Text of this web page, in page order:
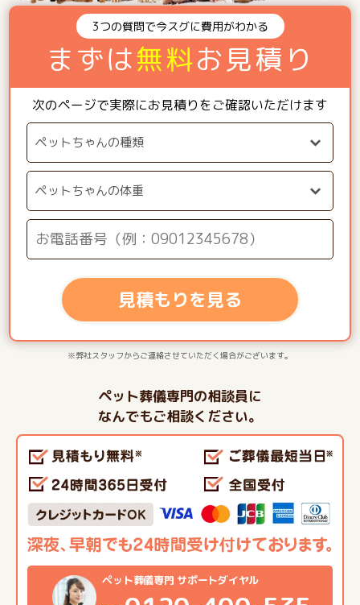
3つの質問で今スグに費用がわかる
まずは無料お見積り
次のページで実際にお見積りをご確認いただけます
見積もりを見る
※弊社スタッフからご連絡させていただく場合がございます。
ペット葬儀専門の相談員に
なんでもご相談ください。
ペット葬儀専門 サポートダイヤル